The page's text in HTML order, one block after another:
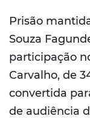
Prisão
Souza
participação
Carvalho, de
convertida
de audiência